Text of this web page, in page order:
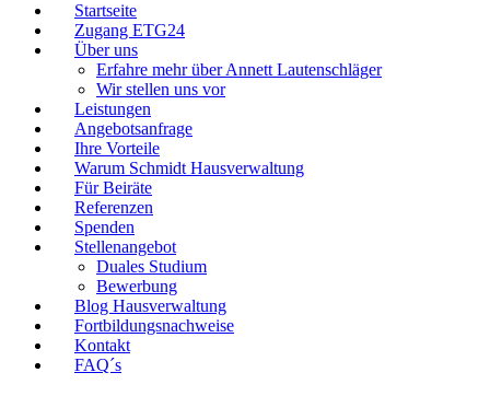
Startseite
Zugang ETG24
Über uns
Erfahre mehr über Annett Lautenschläger
Wir stellen uns vor
Leistungen
Angebotsanfrage
Ihre Vorteile
Warum Schmidt Hausverwaltung
Für Beiräte
Referenzen
Spenden
Stellenangebot
Duales Studium
Bewerbung
Blog Hausverwaltung
Fortbildungsnachweise
Kontakt
FAQ´s